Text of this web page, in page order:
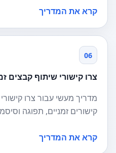
קרא את המדריך
06
צרו קישורי שיתוף קבצים
מדריך מעשי עבור צרו
קישורים זמניים, תפוגה
קרא את המדריך